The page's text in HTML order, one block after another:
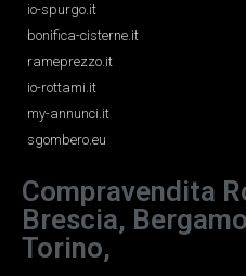
io-spurgo.it
bonifica-cisterne.it
rameprezzo.it
io-rottami.it
my-annunci.it
sgombero.eu
Compravendita
Brescia,
Torino,